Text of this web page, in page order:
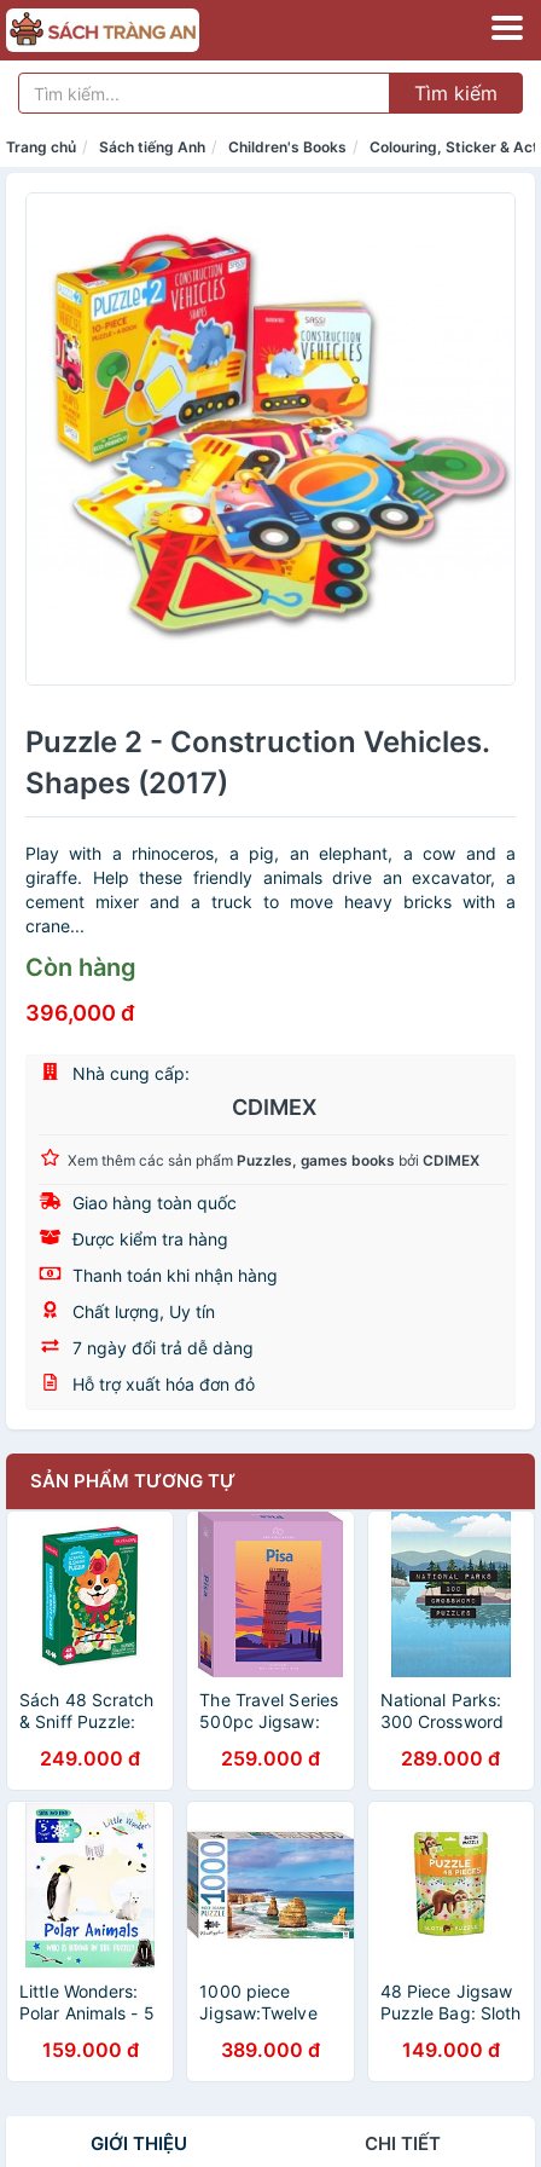
Tìm kiếm
Trang chủ Sách tiếng Anh Children's Books Colouring, Sticker &
Puzzle 2 - Construction Vehicles.
Shapes (2017)
Play with a rhinoceros, a pig, an elephant, a cow and a
giraffe. Help these friendly animals drive an excavator, a
cement mixer and a truck to move heavy bricks with a
crane...
Còn hàng
396,000 đ
Nhà cung cấp:
CDIMEX
Xem thêm các sản phẩm Puzzles, games books bởi CDIMEX
Giao hàng toàn quốc
Được kiểm tra hàng
Thanh toán khi nhận hàng
Chất lượng, Uy tín
7 ngày đổi trả dễ dàng
Hỗ trợ xuất hóa đơn đỏ
SẢN PHẨM TƯƠNG TỰ
Sách 48 Scratch
& Sniff Puzzle:
249.000 đ
The Travel Series
500pc Jigsaw:
259.000 đ
National Parks:
300 Crossword
289.000 đ
Little Wonders:
Polar Animals - 5
159.000 đ
1000 piece
Jigsaw:Twelve
Australia
389.000 đ
48 Piece Jigsaw
Puzzle Bag: Sloth
149.000 đ
GIỚI THIỆU CHI TIẾT